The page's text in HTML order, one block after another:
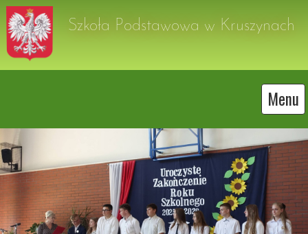
Szkoła Podstawowa w Kruszynach
Menu